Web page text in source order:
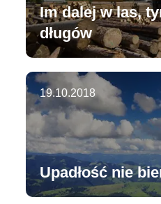
Im dalej w las,
długów
19.10.2018
Upadłość nie